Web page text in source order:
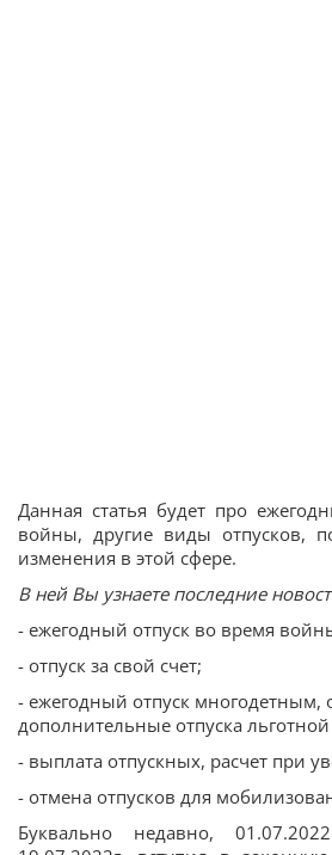
Данная статья будет про
войны, другие виды отпусков,
изменения в этой сфере.
В ней Вы узнаете последние
- ежегодный отпуск во время
- отпуск за свой счет;
- ежегодный отпуск многодетным,
дополнительные отпуска
- выплата отпускных, расчет при
- отмена отпусков для
Буквально недавно,